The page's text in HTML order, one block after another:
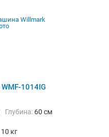
1014IG
Глубина: 60 см
10 кг